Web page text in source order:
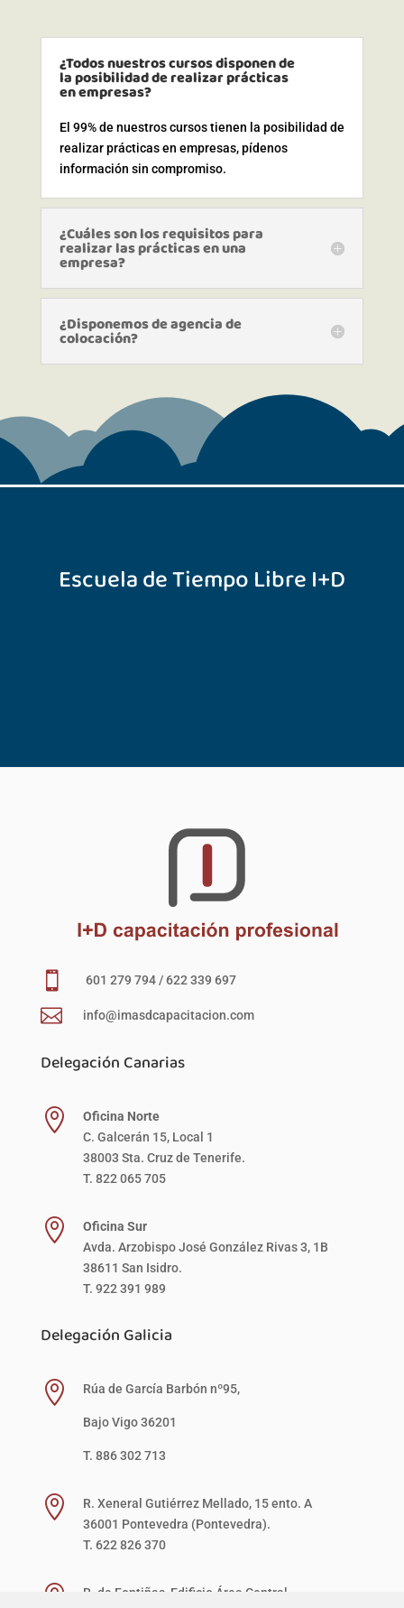
¿Todos nuestros cursos disponen de
la posibilidad de realizar prácticas
en empresas?
El 99% de nuestros cursos tienen la posibilidad de
realizar prácticas en empresas, pídenos
información sin compromiso.
¿Cuáles son los requisitos para
realizar las prácticas en una
empresa?
¿Disponemos de agencia de
colocación?
Escuela de Tiempo Libre I+D
 601 279 794 / 622 339 697
 info@imasdcapacitacion.com
Delegación Canarias

Oficina Norte
C. Galcerán 15, Local 1
38003 Sta. Cruz de Tenerife.
T. 822 065 705

Oficina Sur
Avda. Arzobispo José González Rivas 3, 1B
38611 San Isidro.
T. 922 391 989
Delegación Galicia
 Rúa de García Barbón nº95,
Bajo Vigo 36201
T. 886 302 713

R. Xeneral Gutiérrez Mellado, 15 ento. A
36001 Pontevedra (Pontevedra).
T. 622 826 370

R. de Fontiñas, Edificio Área Central,